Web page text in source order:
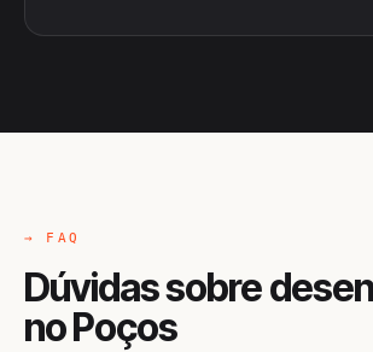
→ FAQ
Dúvidas sobre
no Poços